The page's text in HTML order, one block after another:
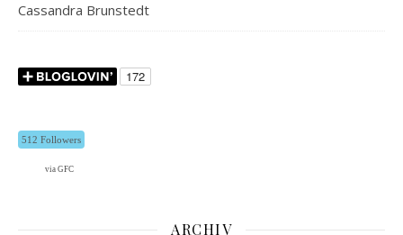
Cassandra Brunstedt
512 Followers
via GFC
ARCHIV